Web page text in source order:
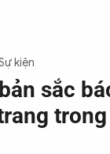
BÌNH
kiện
sắc